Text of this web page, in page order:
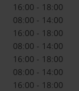
16:00 - 18:00
08:00 - 14:00
16:00 - 18:00
08:00 - 14:00
16:00 - 18:00
08:00 - 14:00
16:00 - 18:00